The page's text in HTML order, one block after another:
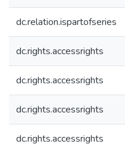
dc.relation.ispartofseries
dc.rights.accessrights
dc.rights.accessrights
dc.rights.accessrights
dc.rights.accessrights